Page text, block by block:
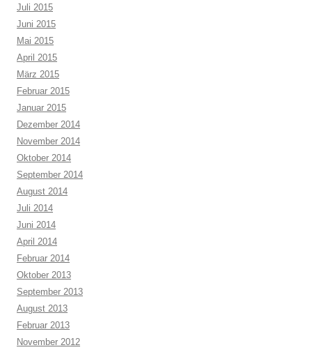
Juli 2015
Juni 2015
Mai 2015
April 2015
März 2015
Februar 2015
Januar 2015
Dezember 2014
November 2014
Oktober 2014
September 2014
August 2014
Juli 2014
Juni 2014
April 2014
Februar 2014
Oktober 2013
September 2013
August 2013
Februar 2013
November 2012